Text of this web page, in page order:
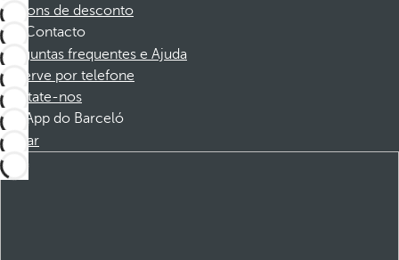
Cupons de desconto
Contacto
Perguntas frequentes e Ajuda
Reserve por telefone
Contate-nos
App do Barceló
Baixar